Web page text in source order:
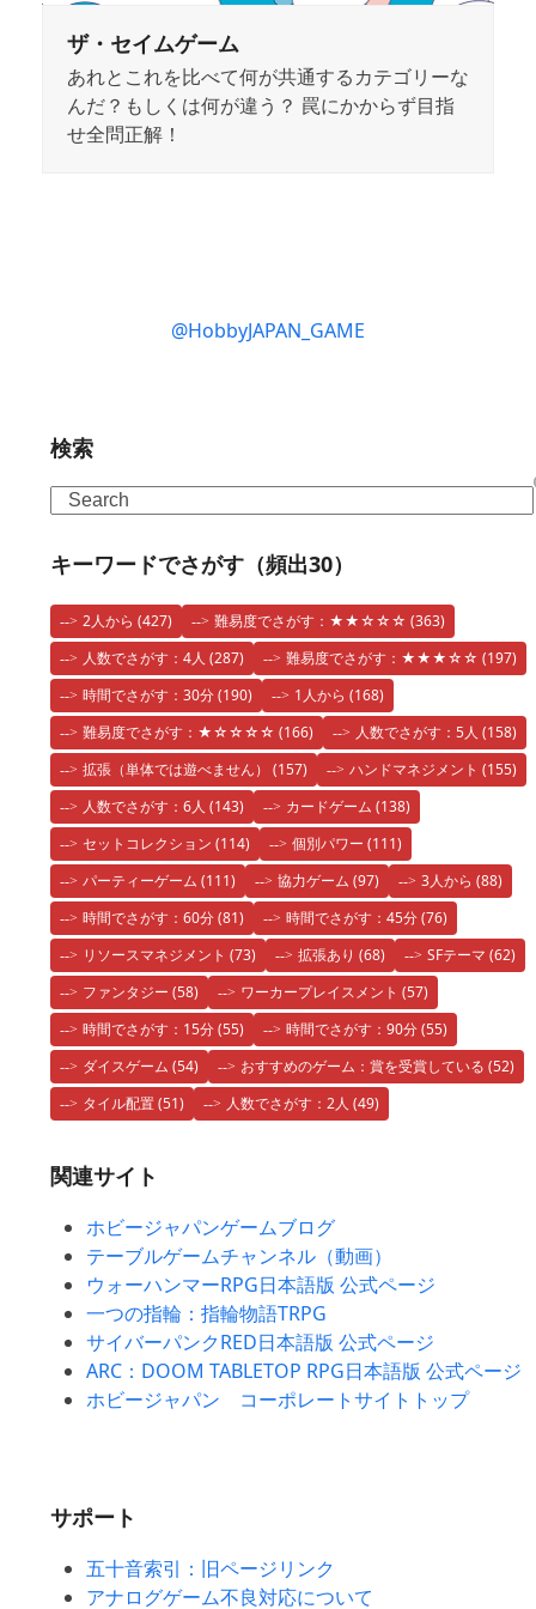
ザ・セイムゲーム
あれとこれを比べて何が共通するカテゴリーな
んだ？もしくは何が違う？ 罠にかからず目指
せ全問正解！
@HobbyJAPAN_GAME
検索
Search
キーワードでさがす（頻出30）
2人から (427) 難易度でさがす：★★☆☆☆ (363)
人数でさがす：4人 (287) 難易度でさがす：★★★☆☆ (197)
時間でさがす：30分(190) 1人から (168)
難易度でさがす：★☆☆☆☆ (166) 人数でさがす：5人 (158)
拡張（単体では遊べません） (157) ハンドマネジメント (155)
人数でさがす：6人 (143) カードゲーム (138)
セットコレクション (114) 個別パワー (111)
パーティーゲーム (111) 協力ゲーム (97) 3人から (88)
時間でさがす：60分(81) 時間でさがす：45分(76)
リソースマネジメント (73) 拡張あり (68) SFテーマ (62)
ファンタジー (58) ワーカープレイスメント (57)
時間でさがす：15分(55) 時間でさがす：90分(55)
ダイスゲーム (54) おすすめのゲーム：賞を受賞している (52)
タイル配置(51) 人数でさがす：2人 (49)
関連サイト
ホビージャパンゲームブログ
テーブルゲームチャンネル（動画）
ウォーハンマーRPG日本語版 公式ページ
一つの指輪：指輪物語TRPG
サイバーパンクRED日本語版 公式ページ
ARC：DOOM TABLETOP RPG日本語版 公式ページ
ホビージャパン コーポレートサイトトップ
サポート
五十音索引：旧ページリンク
アナログゲーム不良対応について